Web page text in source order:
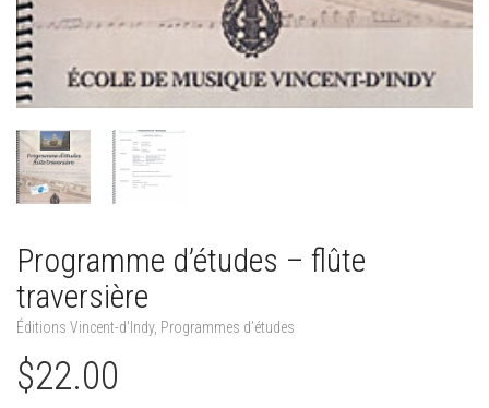
Programme d’études – flûte
traversière
Éditions Vincent-d'Indy, Programmes d’études
$22.00